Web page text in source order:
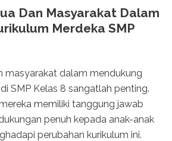
Dan Masyarakat Dalam
Merdeka SMP
masyarakat dalam mendukung
SMP Kelas 8 sangatlah penting.
memiliki tanggung jawab
penuh kepada anak-anak
perubahan kurikulum ini.